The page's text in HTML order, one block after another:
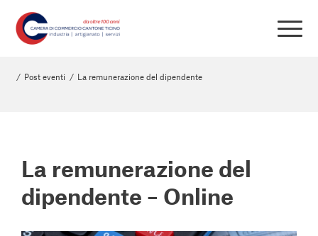
/ Post eventi / La remunerazione del dipendente
La remunerazione del
dipendente – Online